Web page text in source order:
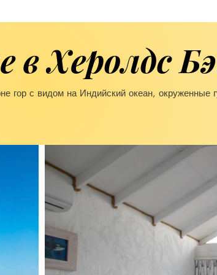
Херолдс
с видом на Индийский океан, окруженные